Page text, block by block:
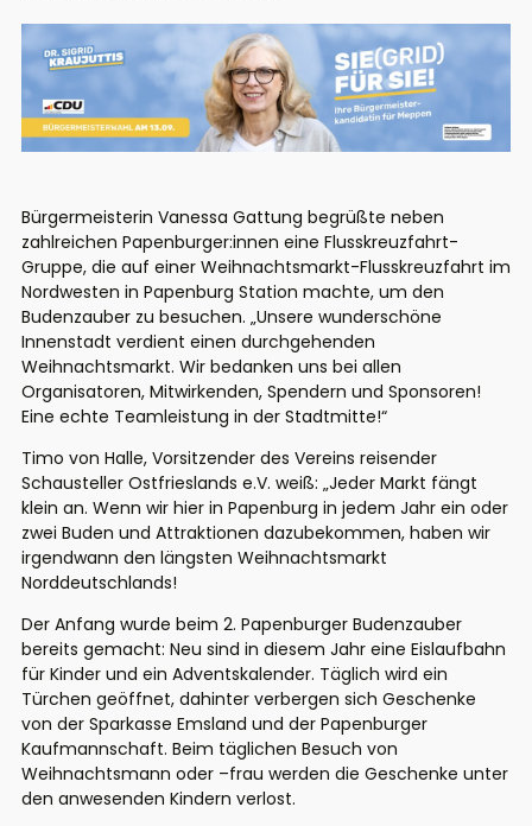
Bürgermeisterin Vanessa Gattung begrüßte neben
zahlreichen Papenburger:innen eine Flusskreuzfahrt-
Gruppe, die auf einer Weihnachtsmarkt-Flusskreuzfahrt im
Nordwesten in Papenburg Station machte, um den
Budenzauber zu besuchen. „Unsere wunderschöne
Innenstadt verdient einen durchgehenden
Weihnachtsmarkt. Wir bedanken uns bei allen
Organisatoren, Mitwirkenden, Spendern und Sponsoren!
Eine echte Teamleistung in der Stadtmitte!“
Timo von Halle, Vorsitzender des Vereins reisender
Schausteller Ostfrieslands e.V. weiß: „Jeder Markt fängt
klein an. Wenn wir hier in Papenburg in jedem Jahr ein oder
zwei Buden und Attraktionen dazubekommen, haben wir
irgendwann den längsten Weihnachtsmarkt
Norddeutschlands!
Der Anfang wurde beim 2. Papenburger Budenzauber
bereits gemacht: Neu sind in diesem Jahr eine Eislaufbahn
für Kinder und ein Adventskalender. Täglich wird ein
Türchen geöffnet, dahinter verbergen sich Geschenke
von der Sparkasse Emsland und der Papenburger
Kaufmannschaft. Beim täglichen Besuch von
Weihnachtsmann oder –frau werden die Geschenke unter
den anwesenden Kindern verlost.